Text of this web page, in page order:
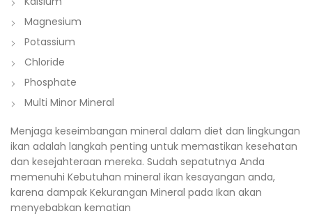
Magnesium
Potassium
Chloride
Phosphate
Multi Minor Mineral
Menjaga keseimbangan mineral dalam diet dan lingkungan
ikan adalah langkah penting untuk memastikan kesehatan
dan kesejahteraan mereka. Sudah sepatutnya Anda
memenuhi Kebutuhan mineral ikan kesayangan anda,
karena dampak Kekurangan Mineral pada Ikan akan
menyebabkan kematian